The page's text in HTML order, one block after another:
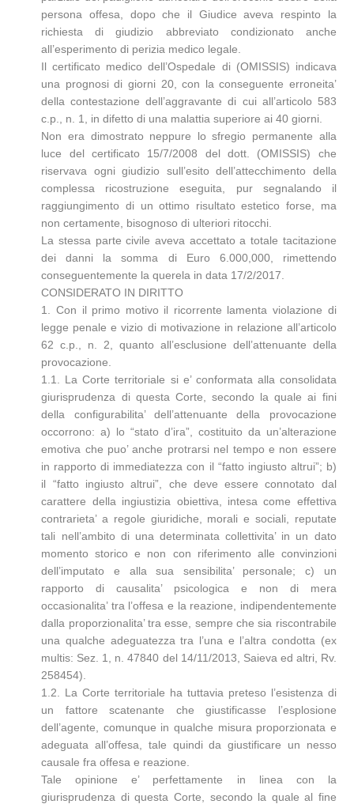
persona offesa, dopo che il Giudice aveva respinto la
richiesta di giudizio abbreviato condizionato anche
all’esperimento di perizia medico legale.
Il certificato medico dell’Ospedale di (OMISSIS) indicava
una prognosi di giorni 20, con la conseguente erroneita’
della contestazione dell’aggravante di cui all’articolo 583
c.p., n. 1, in difetto di una malattia superiore ai 40 giorni.
Non era dimostrato neppure lo sfregio permanente alla
luce del certificato 15/7/2008 del dott. (OMISSIS) che
riservava ogni giudizio sull’esito dell’attecchimento della
complessa ricostruzione eseguita, pur segnalando il
raggiungimento di un ottimo risultato estetico forse, ma
non certamente, bisognoso di ulteriori ritocchi.
La stessa parte civile aveva accettato a totale tacitazione
dei danni la somma di Euro 6.000,000, rimettendo
conseguentemente la querela in data 17/2/2017.
CONSIDERATO IN DIRITTO
1. Con il primo motivo il ricorrente lamenta violazione di
legge penale e vizio di motivazione in relazione all’articolo
62 c.p., n. 2, quanto all’esclusione dell’attenuante della
provocazione.
1.1. La Corte territoriale si e’ conformata alla consolidata
giurisprudenza di questa Corte, secondo la quale ai fini
della configurabilita’ dell’attenuante della provocazione
occorrono: a) lo “stato d’ira”, costituito da un’alterazione
emotiva che puo’ anche protrarsi nel tempo e non essere
in rapporto di immediatezza con il “fatto ingiusto altrui”; b)
il “fatto ingiusto altrui”, che deve essere connotato dal
carattere della ingiustizia obiettiva, intesa come effettiva
contrarieta’ a regole giuridiche, morali e sociali, reputate
tali nell’ambito di una determinata collettivita’ in un dato
momento storico e non con riferimento alle convinzioni
dell’imputato e alla sua sensibilita’ personale; c) un
rapporto di causalita’ psicologica e non di mera
occasionalita’ tra l’offesa e la reazione, indipendentemente
dalla proporzionalita’ tra esse, sempre che sia riscontrabile
una qualche adeguatezza tra l’una e l’altra condotta (ex
multis: Sez. 1, n. 47840 del 14/11/2013, Saieva ed altri, Rv.
258454).
1.2. La Corte territoriale ha tuttavia preteso l’esistenza di
un fattore scatenante che giustificasse l’esplosione
dell’agente, comunque in qualche misura proporzionata e
adeguata all’offesa, tale quindi da giustificare un nesso
causale fra offesa e reazione.
Tale opinione e’ perfettamente in linea con la
giurisprudenza di questa Corte, secondo la quale al fine